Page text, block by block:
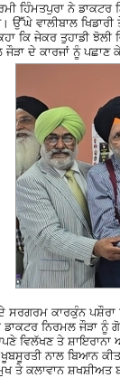
ਹਿੰਮਤਪੁਰਾ ਨੇ
ਉੱੱਘੇ ਵਾਲੀਬਾਲ
ਕਿ ਜੇਕਰ ਤੁਹਾਡੀ
ਦੇ ਕਾਰਜਾਂ ਨੂੰ ਪਛਾਣ
ਸਰਗਰਮ ਕਾਰਕੁੰਨ
ਨਿਰਮਲ ਜੌੜਾ
ਵਿਲੱਖਣ ਤੇ ਸ਼ਾਇਰਾਨਾ
ਨਾਲ ਬਿਆਨ
ਤੇ ਕਲਾਵਾਨ